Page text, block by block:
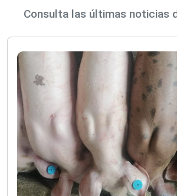
Consulta las últimas noticias